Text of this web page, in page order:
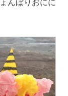
んぼりおにに